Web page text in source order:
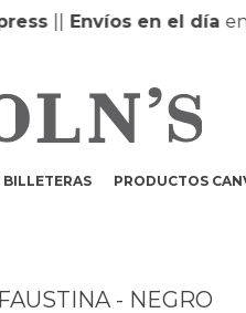
||Envíos en el díaen
BILLETERAS PRODUCTOS
- NEGRO